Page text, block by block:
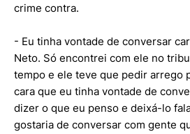
crime contra.
- Eu tinha vontade de conversar
Neto. Só encontrei com ele no
tempo e ele teve que pedir arrego
cara que eu tinha vontade de
dizer o que eu penso e deixá-lo
gostaria de conversar com gente